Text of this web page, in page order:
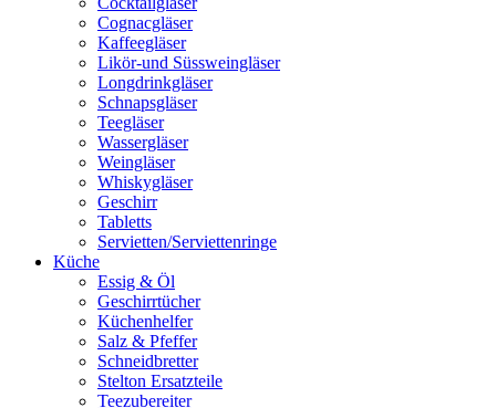
Cognacgläser
Kaffeegläser
Likör-und Süssweingläser
Longdrinkgläser
Schnapsgläser
Teegläser
Wassergläser
Weingläser
Whiskygläser
Geschirr
Tabletts
Servietten/Serviettenringe
Küche
Essig & Öl
Geschirrtücher
Küchenhelfer
Salz & Pfeffer
Schneidbretter
Stelton Ersatzteile
Teezubereiter